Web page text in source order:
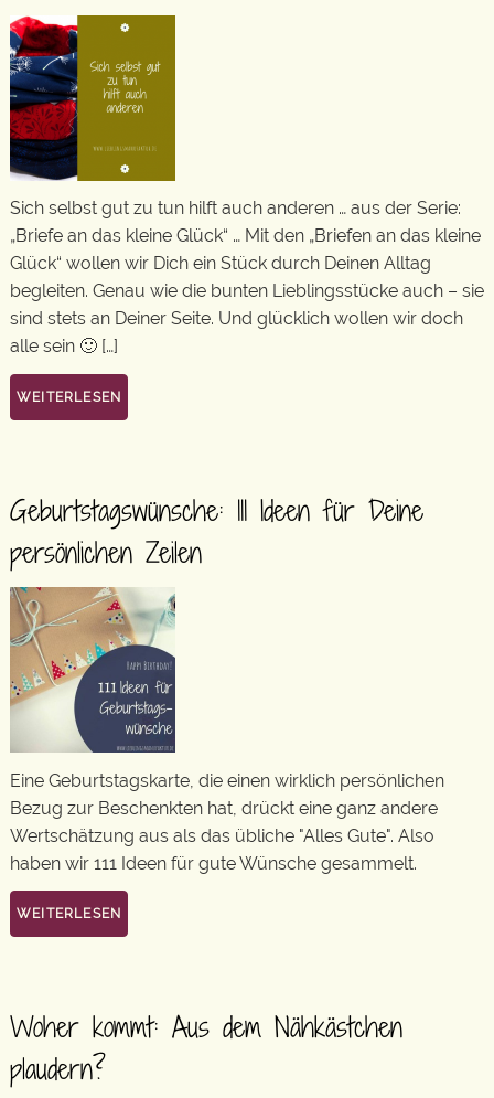
Sich selbst gut zu tun hilft auch anderen … aus der Serie:
„Briefe an das kleine Glück“ … Mit den „Briefen an das kleine
Glück“ wollen wir Dich ein Stück durch Deinen Alltag
begleiten. Genau wie die bunten Lieblingsstücke auch – sie
sind stets an Deiner Seite. Und glücklich wollen wir doch
alle sein 🙂 […]
WEITERLESEN
Geburtstagswünsche: 111 Ideen für Deine
persönlichen Zeilen
Eine Geburtstagskarte, die einen wirklich persönlichen
Bezug zur Beschenkten hat, drückt eine ganz andere
Wertschätzung aus als das übliche "Alles Gute". Also
haben wir 111 Ideen für gute Wünsche gesammelt.
WEITERLESEN
Woher kommt: Aus dem Nähkästchen
plaudern?